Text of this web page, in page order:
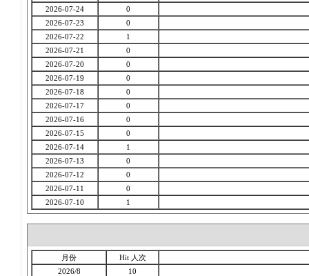
2026-07-24
0
2026-07-23
0
2026-07-22
1
2026-07-21
0
2026-07-20
0
2026-07-19
0
2026-07-18
0
2026-07-17
0
2026-07-16
0
2026-07-15
0
2026-07-14
1
2026-07-13
0
2026-07-12
0
2026-07-11
0
2026-07-10
1
月份
Hit 人次
2026/8
10